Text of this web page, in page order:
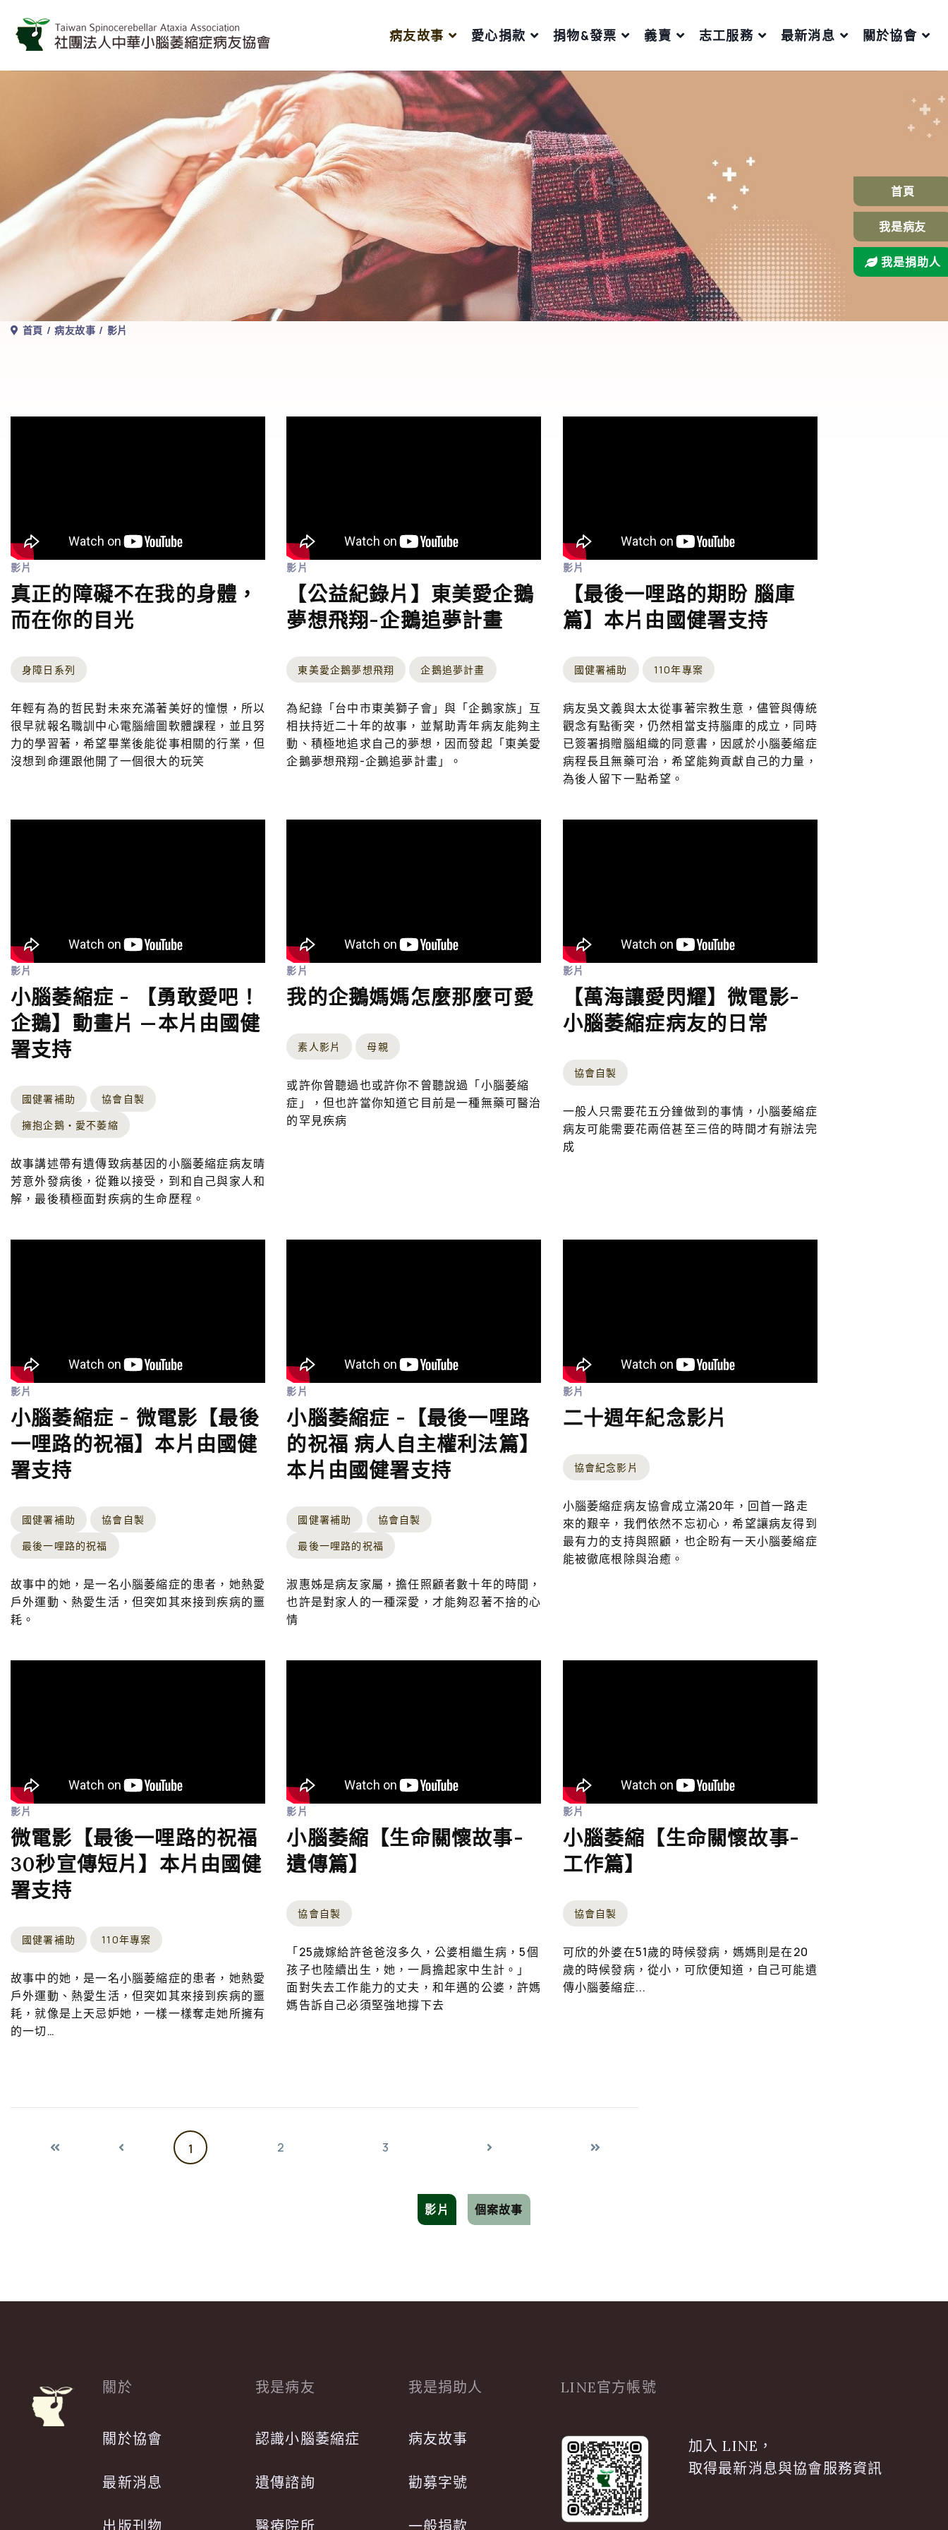
病友故事 愛心捐款 捐物&發票 義賣 志工服務 最新消息 關於協會
首頁 病友故事 影片
影片
真正的障礙不在我的身體，
而在你的目光
身障日系列
年輕有為的哲民對未來充滿著美好的憧憬，所以
很早就報名職訓中心電腦繪圖軟體課程，並且努
力的學習著，希望畢業後能從事相關的行業，但
沒想到命運跟他開了一個很大的玩笑
影片
【公益紀錄片】東美愛企鵝
夢想飛翔-企鵝追夢計畫
東美愛企鵝夢想飛翔 企鵝追夢計畫
為紀錄「台中市東美獅子會」與「企鵝家族」互
相扶持近二十年的故事，並幫助青年病友能夠主
動、積極地追求自己的夢想，因而發起「東美愛
企鵝夢想飛翔-企鵝追夢計畫」。
影片
【最後一哩路的期盼 腦庫
篇】本片由國健署支持
國健署補助 110年專案
病友吳文義與太太從事著宗教生意，儘管與傳統
觀念有點衝突，仍然相當支持腦庫的成立，同時
已簽署捐贈腦組織的同意書，因感於小腦萎縮症
病程長且無藥可治，希望能夠貢獻自己的力量，
為後人留下一點希望。
影片
小腦萎縮症 - 【勇敢愛吧！
企鵝】動畫片 —本片由國健
署支持
國健署補助
協會自製
擁抱企鵝‧愛不萎縮
故事講述帶有遺傳致病基因的小腦萎縮症病友晴
芳意外發病後，從難以接受，到和自己與家人和
解，最後積極面對疾病的生命歷程。
影片
我的企鵝媽媽怎麼那麼可愛
素人影片 母親
或許你曾聽過也或許你不曾聽說過「小腦萎縮
症」，但也許當你知道它目前是一種無藥可醫治
的罕見疾病
影片
【萬海讓愛閃耀】微電影-
小腦萎縮症病友的日常
協會自製
一般人只需要花五分鐘做到的事情，小腦萎縮症
病友可能需要花兩倍甚至三倍的時間才有辦法完
成
影片
小腦萎縮症 - 微電影【最後
一哩路的祝福】本片由國健
署支持
國健署補助
協會自製
最後一哩路的祝福
故事中的她，是一名小腦萎縮症的患者，她熱愛
戶外運動、熱愛生活，但突如其來接到疾病的噩
耗。
影片
小腦萎縮症 -【最後一哩路
的祝福 病人自主權利法篇】
本片由國健署支持
國健署補助
協會自製
最後一哩路的祝福
淑惠姊是病友家屬，擔任照顧者數十年的時間，
也許是對家人的一種深愛，才能夠忍著不捨的心
情
影片
二十週年紀念影片
協會紀念影片
小腦萎縮症病友協會成立滿20年，回首一路走
來的艱辛，我們依然不忘初心，希望讓病友得到
最有力的支持與照顧，也企盼有一天小腦萎縮症
能被徹底根除與治癒。
影片
微電影【最後一哩路的祝福
30秒宣傳短片】本片由國健
署支持
國健署補助 110年專案
故事中的她，是一名小腦萎縮症的患者，她熱愛
戶外運動、熱愛生活，但突如其來接到疾病的噩
耗，就像是上天忌妒她，一樣一樣奪走她所擁有
的一切…
影片
小腦萎縮【生命關懷故事-
遺傳篇】
協會自製
「25歲嫁給許爸爸沒多久，公婆相繼生病，5個
孩子也陸續出生，她，一肩擔起家中生計。」
面對失去工作能力的丈夫，和年邁的公婆，許媽
媽告訴自己必須堅強地撐下去
影片
小腦萎縮【生命關懷故事-
工作篇】
協會自製
可欣的外婆在51歲的時候發病，媽媽則是在20
歲的時候發病，從小，可欣便知道，自己可能遺
傳小腦萎縮症...
1 2 3
影片 個案故事
關於
關於協會
最新消息
出版刊物
我是病友
認識小腦萎縮症
遺傳諮詢
醫療院所
我是捐助人
病友故事
勸募字號
一般捐款
LINE官方帳號
加入 LINE，
取得最新消息與協會服務資訊
首頁
我是病友
我是捐助人